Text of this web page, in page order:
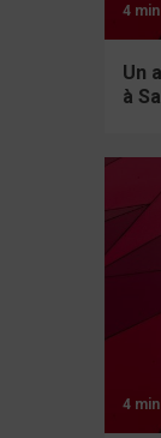
4
Un
à
4